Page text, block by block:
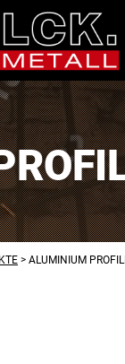
> ALUMINIUM